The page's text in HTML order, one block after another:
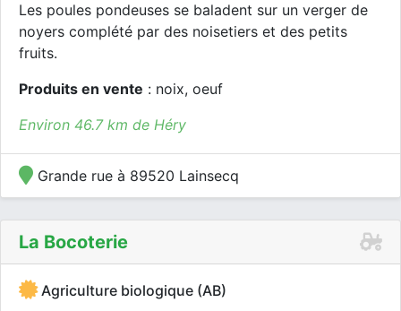
Les poules pondeuses se baladent sur un verger de
noyers complété par des noisetiers et des petits
fruits.
Produits en vente : noix, oeuf
Environ 46.7 km de Héry
Grande rue à 89520 Lainsecq
La Bocoterie
Agriculture biologique (AB)